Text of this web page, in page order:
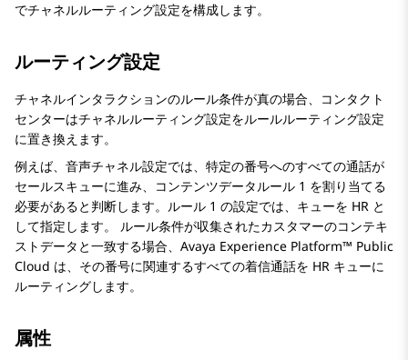
でチャネルルーティング設定を構成します。
ルーティング設定
チャネルインタラクションのルール条件が真の場合、コンタクト
センターはチャネルルーティング設定をルールルーティング設定
に置き換えます。
例えば、音声チャネル設定では、特定の番号へのすべての通話が
セールスキューに進み、コンテンツデータルール 1 を割り当てる
必要があると判断します。ルール 1 の設定では、キューを HR と
して指定します。 ルール条件が収集されたカスタマーのコンテキ
ストデータと一致する場合、 Avaya Experience Platform™ Public
Cloud は、その番号に関連するすべての着信通話を HR キューに
ルーティングします。
属性